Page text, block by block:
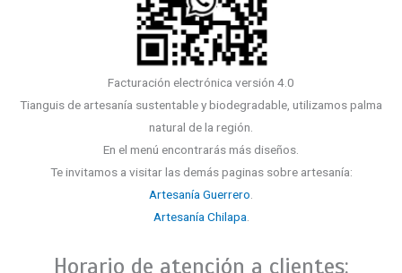
Facturación electrónica versión 4.0
Tianguis de artesanía sustentable y biodegradable, utilizamos palma
natural de la región.
En el menú encontrarás más diseños.
Te invitamos a visitar las demás paginas sobre artesanía:
Artesanía Guerrero.
Artesanía Chilapa.
Horario de atención a clientes: